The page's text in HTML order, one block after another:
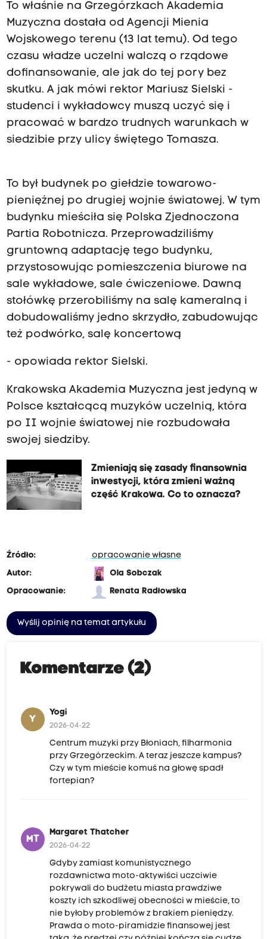
To właśnie na Grzegórzkach Akademia
Muzyczna dostała od Agencji Mienia
Wojskowego terenu (13 lat temu). Od tego
czasu władze uczelni walczą o rządowe
dofinansowanie, ale jak do tej pory bez
skutku. A jak mówi rektor Mariusz Sielski -
studenci i wykładowcy muszą uczyć się i
pracować w bardzo trudnych warunkach w
siedzibie przy ulicy świętego Tomasza.
To był budynek po giełdzie towarowo-
pieniężnej po drugiej wojnie światowej. W tym
budynku mieściła się Polska Zjednoczona
Partia Robotnicza. Przeprowadziliśmy
gruntowną adaptację tego budynku,
przystosowując pomieszczenia biurowe na
sale wykładowe, sale ćwiczeniowe. Dawną
stołówkę przerobiliśmy na salę kameralną i
dobudowaliśmy jedno skrzydło, zabudowując
też podwórko, salę koncertową
- opowiada rektor Sielski.
Krakowska Akademia Muzyczna jest jedyną w
Polsce kształcącą muzyków uczelnią, która
po II wojnie światowej nie rozbudowała
swojej siedziby.
Zmieniają się zasady finansownia
inwestycji, która zmieni ważną
część Krakowa. Co to oznacza?
Źródło:
opracowanie własne
Autor:
Ola Sobczak
Opracowanie:
Renata Radłowska
Wyślij opinię na temat artykułu
Komentarze (2)
Y
Yogi
2026-04-22
Centrum muzyki przy Błoniach, filharmonia
przy Grzegórzeckim. A teraz jeszcze kampus?
Czy w tym mieście komuś na głowę spadł
fortepian?
MT
Margaret Thatcher
2026-04-22
Gdyby zamiast komunistycznego
rozdawnictwa moto-aktywiści uczciwie
pokrywali do budżetu miasta prawdziwe
koszty ich szkodliwej obecności w mieście, to
nie byłoby problemów z brakiem pieniędzy.
Prawda o moto-piramidzie finansowej jest